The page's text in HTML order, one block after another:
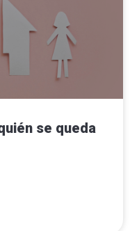
se queda